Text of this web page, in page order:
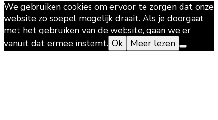
We gebruiken cookies om ervoor te zorgen dat onze
website zo soepel mogelijk draait. Als je doorgaat
met het gebruiken van de website, gaan we er
vanuit dat ermee instemt. Ok Meer lezen